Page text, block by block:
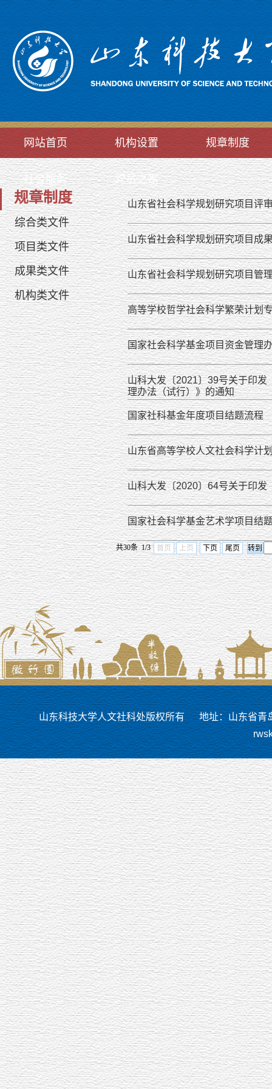
网站首页 机构设置 规章制度
社会服务 党员之家
规章制度
综合类文件
项目类文件
成果类文件
机构类文件
山东省社会科学规划研究项目评
山东省社会科学规划研究项目成
山东省社会科学规划研究项目管
高等学校哲学社会科学繁荣计划
国家社会科学基金项目资金管理
山科大发〔2021〕39号关于印发
理办法（试行）》的通知
国家社科基金年度项目结题流程
山东省高等学校人文社会科学计
山科大发〔2020〕64号关于印发
国家社会科学基金艺术学项目结
共30条 1/3 首页 上页 下页 尾页
山东科技大学人文社科处版权所有
地址：山东省